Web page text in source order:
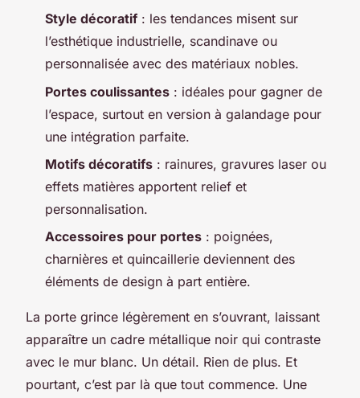
Style décoratif : les tendances misent sur
l’esthétique industrielle, scandinave ou
personnalisée avec des matériaux nobles.
Portes coulissantes : idéales pour gagner de
l’espace, surtout en version à galandage pour
une intégration parfaite.
Motifs décoratifs : rainures, gravures laser ou
effets matières apportent relief et
personnalisation.
Accessoires pour portes : poignées,
charnières et quincaillerie deviennent des
éléments de design à part entière.
La porte grince légèrement en s’ouvrant, laissant
apparaître un cadre métallique noir qui contraste
avec le mur blanc. Un détail. Rien de plus. Et
pourtant, c’est par là que tout commence. Une